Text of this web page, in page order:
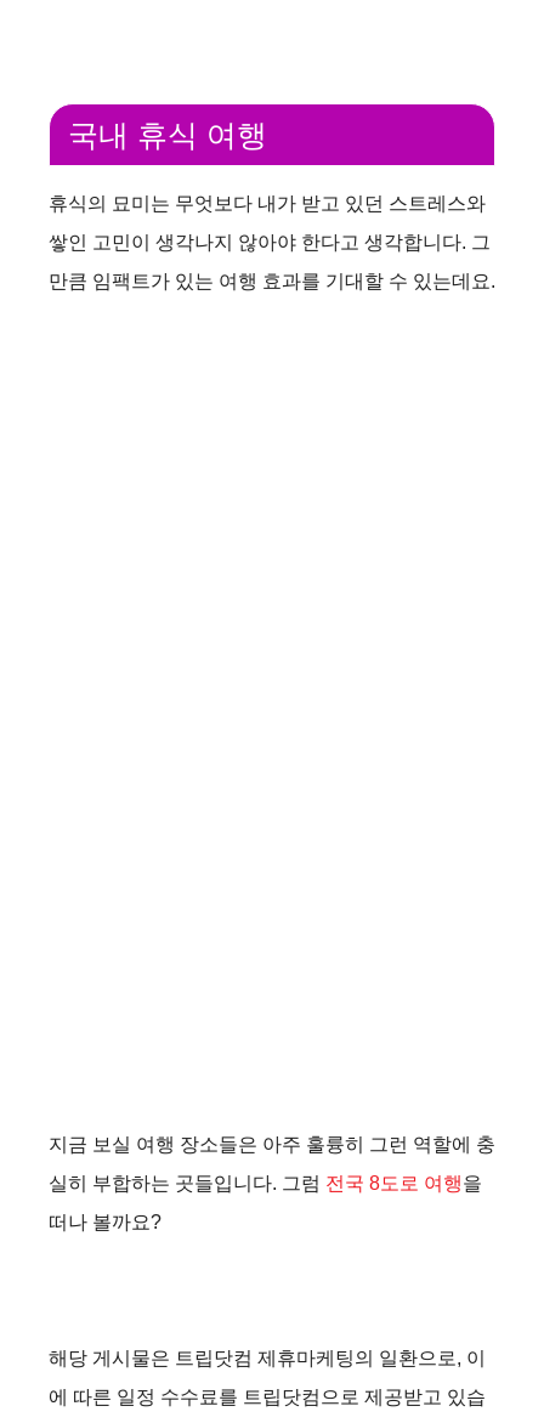
국내 휴식 여행
휴식의 묘미는 무엇보다 내가 받고 있던 스트레스와
쌓인 고민이 생각나지 않아야 한다고 생각합니다. 그
만큼 임팩트가 있는 여행 효과를 기대할 수 있는데요.
지금 보실 여행 장소들은 아주 훌륭히 그런 역할에 충
실히 부합하는 곳들입니다. 그럼 전국 8도로 여행을
떠나 볼까요?
해당 게시물은 트립닷컴 제휴마케팅의 일환으로, 이
에 따른 일정 수수료를 트립닷컴으로 제공받고 있습